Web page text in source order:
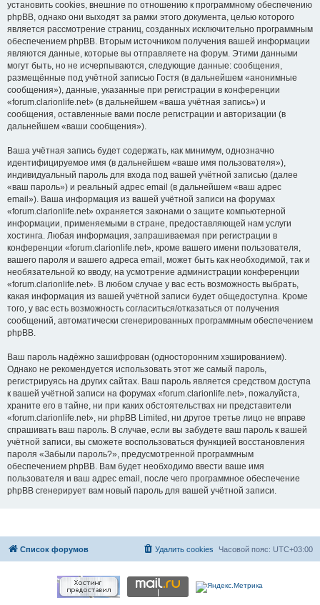
установить cookies, внешние по отношению к программному обеспечению
phpBB, однако они выходят за рамки этого документа, целью которого
является рассмотрение страниц, созданных исключительно программным
обеспечением phpBB. Вторым источником получения вашей информации
являются данные, которые вы отправляете на форум. Этими данными
могут быть, но не исчерпываются, следующие данные: сообщения,
размещённые под учётной записью Гостя (в дальнейшем «анонимные
сообщения»), данные, указанные при регистрации в конференции
«forum.clarionlife.net» (в дальнейшем «ваша учётная запись») и
сообщения, оставленные вами после регистрации и авторизации (в
дальнейшем «ваши сообщения»).
Ваша учётная запись будет содержать, как минимум, однозначно
идентифицируемое имя (в дальнейшем «ваше имя пользователя»),
индивидуальный пароль для входа под вашей учётной записью (далее
«ваш пароль») и реальный адрес email (в дальнейшем «ваш адрес
email»). Ваша информация из вашей учётной записи на форумах
«forum.clarionlife.net» охраняется законами о защите компьютерной
информации, применяемыми в стране, предоставляющей нам услуги
хостинга. Любая информация, запрашиваемая при регистрации в
конференции «forum.clarionlife.net», кроме вашего имени пользователя,
вашего пароля и вашего адреса email, может быть как необходимой, так и
необязательной ко вводу, на усмотрение администрации конференции
«forum.clarionlife.net». В любом случае у вас есть возможность выбрать,
какая информация из вашей учётной записи будет общедоступна. Кроме
того, у вас есть возможность согласиться/отказаться от получения
сообщений, автоматически сгенерированных программным обеспечением
phpBB.
Ваш пароль надёжно зашифрован (односторонним хэшированием).
Однако не рекомендуется использовать этот же самый пароль,
регистрируясь на других сайтах. Ваш пароль является средством доступа
к вашей учётной записи на форумах «forum.clarionlife.net», пожалуйста,
храните его в тайне, ни при каких обстоятельствах ни представители
«forum.clarionlife.net», ни phpBB Limited, ни другое третье лицо не вправе
спрашивать ваш пароль. В случае, если вы забудете ваш пароль к вашей
учётной записи, вы сможете воспользоваться функцией восстановления
пароля «Забыли пароль?», предусмотренной программным
обеспечением phpBB. Вам будет необходимо ввести ваше имя
пользователя и ваш адрес email, после чего программное обеспечение
phpBB сгенерирует вам новый пароль для вашей учётной записи.
Список форумов Часовой пояс: UTC+03:00
Удалить cookies